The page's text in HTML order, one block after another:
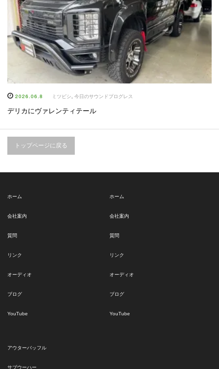
2026.06.8 ミツビシ 今日のサウンドプログレス
デリカにヴァレンティテール
トップページに戻る
ホーム
会社案内
質問
リンク
オーディオ
ブログ
YouTube
ホーム
会社案内
質問
リンク
オーディオ
ブログ
YouTube
アウターバッフル
サブウーハー